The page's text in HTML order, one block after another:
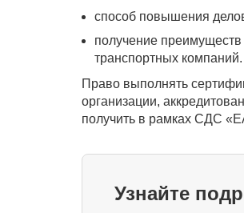
способ повышения
получение
транспортных компаний.
Право выполнять
организации,
получить в рамках СДС
Узнайте